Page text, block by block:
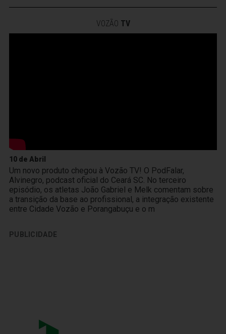
VOZÃO TV
10 de Abril
Um novo produto chegou à Vozão TV! O PodFalar,
Alvinegro, podcast oficial do Ceará SC. No terceiro
episódio, os atletas João Gabriel e Melk comentam sobre
a transição da base ao profissional, a integração existente
entre Cidade Vozão e Porangabuçu e o m
PUBLICIDADE